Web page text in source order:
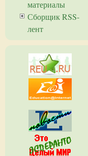
материалы
Сборщик RSS-
лент